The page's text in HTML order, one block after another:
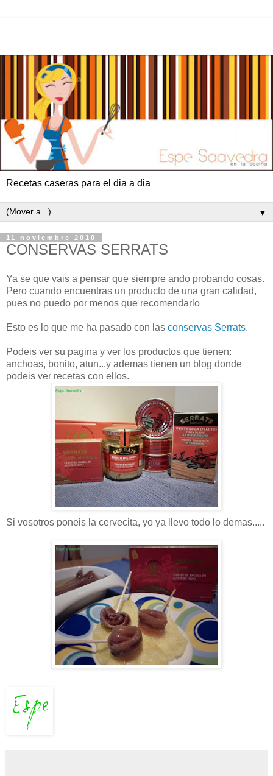
Recetas caseras para el dia a dia
▼
11 noviembre 2010
CONSERVAS SERRATS
Ya se que vais a pensar que siempre ando probando cosas.
Pero cuando encuentras un producto de una gran calidad,
pues no puedo por menos que recomendarlo
Esto es lo que me ha pasado con las conservas Serrats.
Podeis ver su pagina y ver los productos que tienen:
anchoas, bonito, atun...y ademas tienen un blog donde
podeis ver recetas con ellos.
Si vosotros poneis la cervecita, yo ya llevo todo lo demas.....